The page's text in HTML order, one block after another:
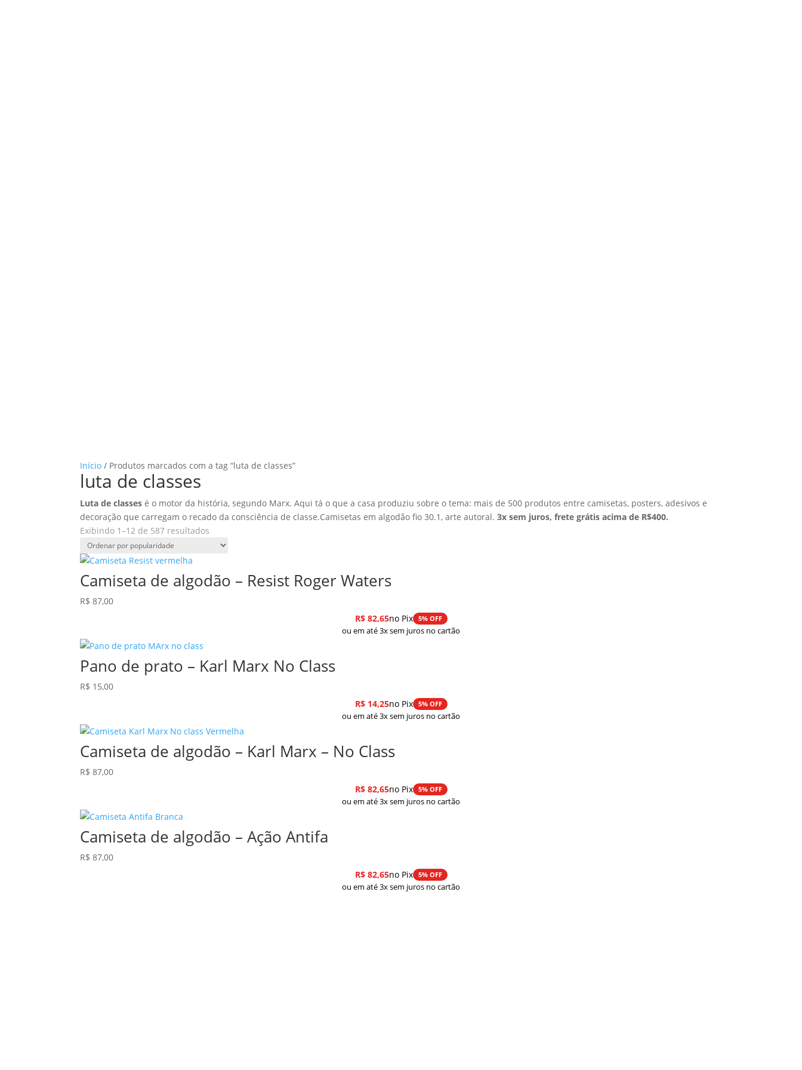
Início / Produtos marcados com a tag “luta de classes”
luta de classes
Luta de classes é o motor da história, segundo Marx. Aqui tá o que a casa produziu sobre o tema: mais de 500 produtos entre camisetas, posters, adesivos e
decoração que carregam o recado da consciência de classe.Camisetas em algodão fio 30.1, arte autoral.3x sem juros, frete grátis acima de R$400.
Exibindo 1–12 de 587 resultados
por
Camiseta de algodão – Resist Roger Waters
R$ 87,00
R$82,65no Pix 5% OFF
ou em até 3x sem juros no cartão
Pano de prato – Karl Marx No Class
R$ 15,00
R$14,25no Pix 5% OFF
ou em até 3x sem juros no cartão
Camiseta de algodão – Karl Marx – No Class
R$ 87,00
R$82,65no Pix 5% OFF
ou em até 3x sem juros no cartão
Camiseta de algodão – Ação Antifa
R$ 87,00
R$82,65no Pix 5% OFF
ou em até 3x sem juros no cartão